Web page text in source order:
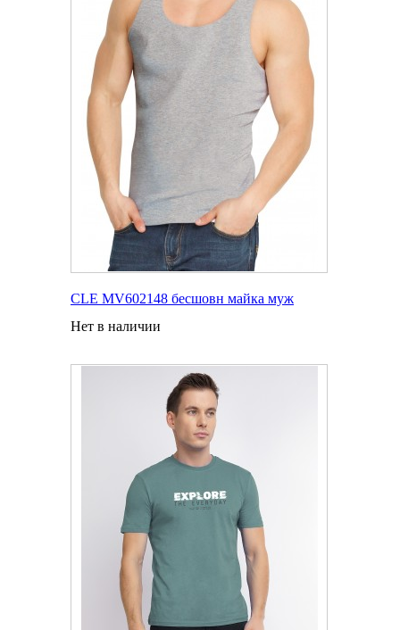
CLE MV602148 бесшовн майка муж
Нет в наличии